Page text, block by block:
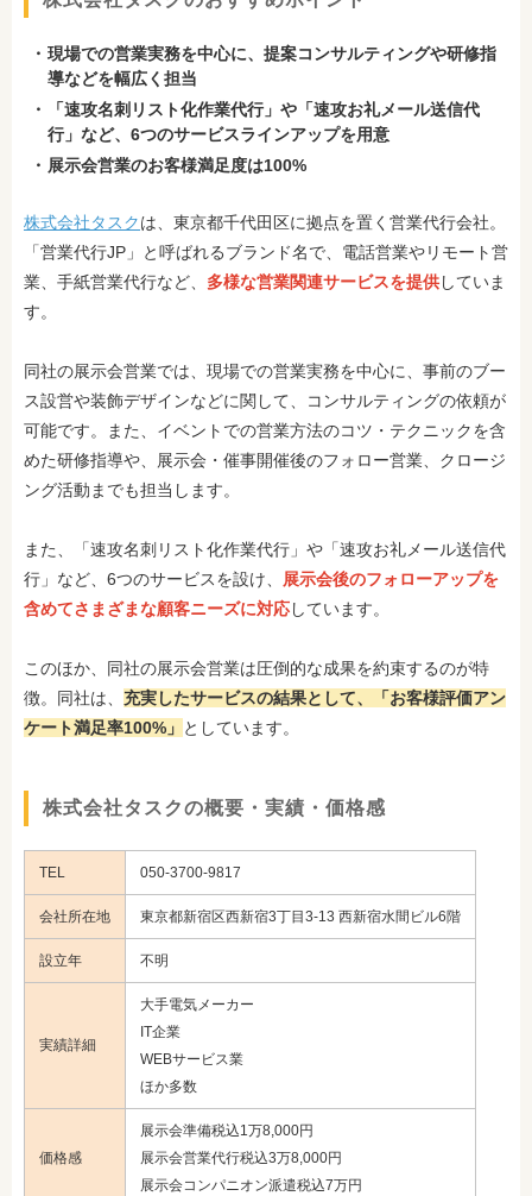
現場での営業実務を中心に、提案コンサルティングや研修指
導などを幅広く担当
「速攻名刺リスト化作業代行」や「速攻お礼メール送信代
行」など、6つのサービスラインアップを用意
展示会営業のお客様満足度は100%
株式会社タスクは、東京都千代田区に拠点を置く営業代行会社。
「営業代行JP」と呼ばれるブランド名で、電話営業やリモート営
業、手紙営業代行など、 多様な営業関連サービスを提供していま
す。
同社の展示会営業では、現場での営業実務を中心に、事前のブー
ス設営や装飾デザインなどに関して、コンサルティングの依頼が
可能です。また、イベントでの営業方法のコツ・テクニックを含
めた研修指導や、展示会・催事開催後のフォロー営業、クロージ
ング活動までも担当します。
また、「速攻名刺リスト化作業代行」や「速攻お礼メール送信代
行」など、6つのサービスを設け、
展示会後のフォローアップを
含めてさまざまな顧客ニーズに対応しています。
このほか、同社の展示会営業は圧倒的な成果を約束するのが特
徴。同社は、 充実したサービスの結果として、「お客様評価アン
ケート満足率100%」 としています。
株式会社タスクの概要・実績・価格感
TEL 050-3700-9817
会社所在地 東京都新宿区西新宿3丁目3-13 西新宿水間ビル6階
設立年 不明
実績詳細
大手電気メーカー
IT企業
WEBサービス業
ほか多数
価格感
展示会準備税込1万8,000円
展示会営業代行税込3万8,000円
展示会コンパニオン派遣税込7万円